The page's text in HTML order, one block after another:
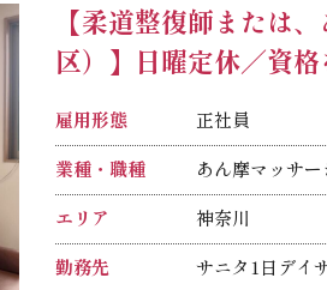
介護福祉士：
介護支援専門員
理学療法士：
実務者研修：
初任者研修：
【柔道整復師または
区）】日曜定休／資
雇用形態 正社員
業種・職種 あん摩マッサー
エリア 神奈川
勤務先 サニタ1日デイ